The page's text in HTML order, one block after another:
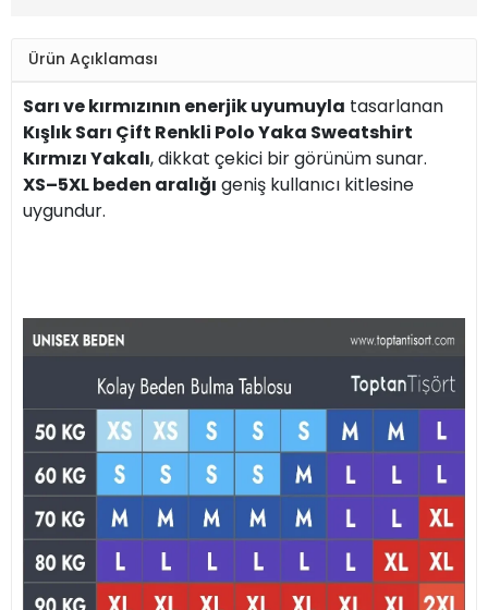
Ürün Açıklaması
Sarı ve kırmızının enerjik uyumuyla tasarlanan
Kışlık Sarı Çift Renkli Polo Yaka Sweatshirt
Kırmızı Yakalı, dikkat çekici bir görünüm sunar.
XS–5XL beden aralığı geniş kullanıcı kitlesine
uygundur.